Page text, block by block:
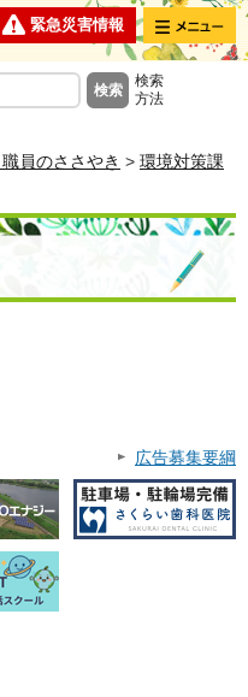
緊急災害情報 メニュー
検索
方法
員のささやき > 環境対策課
広告募集要綱